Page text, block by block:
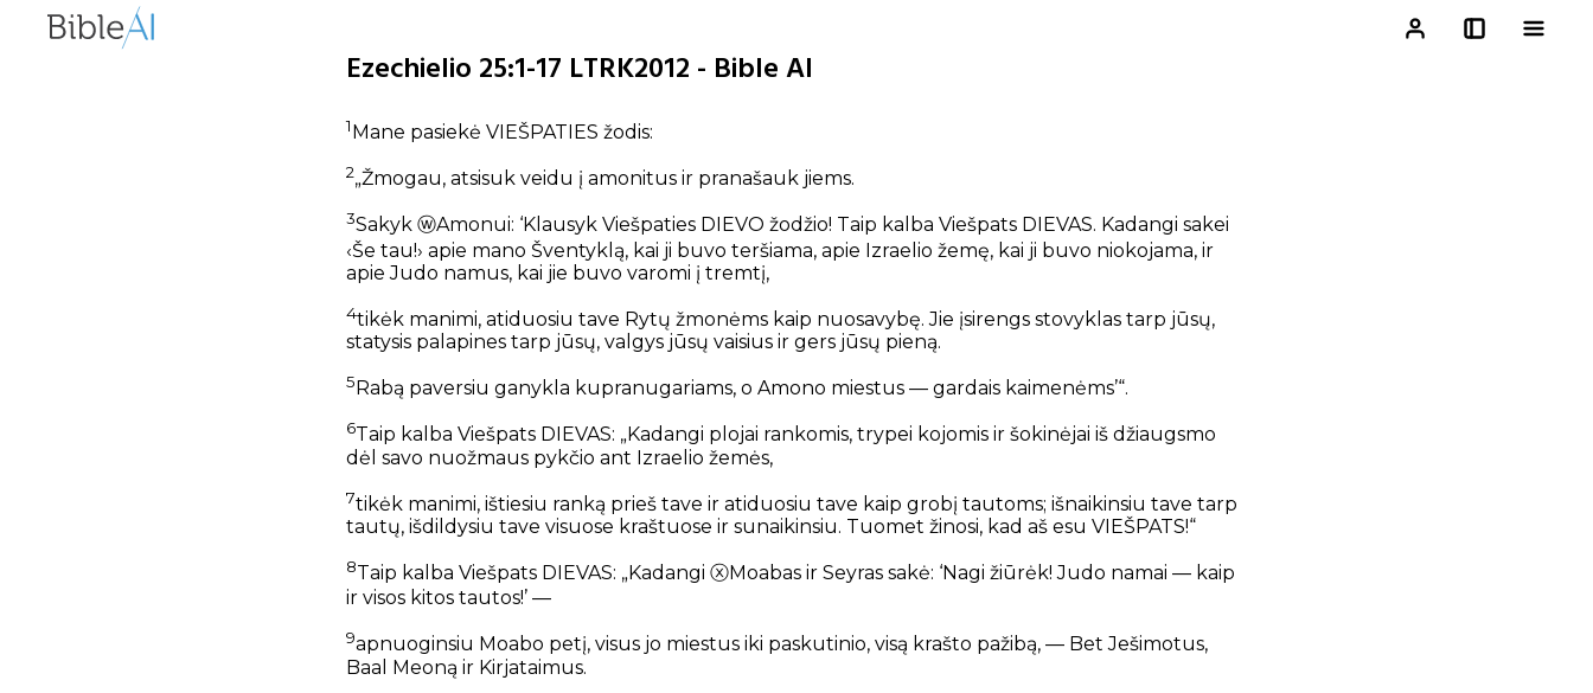
Ezechielio 25:1-17 LTRK2012 - Bible AI
1Mane pasiekė VIEŠPATIES žodis:
2„Žmogau, atsisuk veidu į amonitus ir pranašauk jiems.
3Sakyk ⓦAmonui: ‘Klausyk Viešpaties DIEVO žodžio! Taip kalba Viešpats DIEVAS. Kadangi sakei
‹Še tau!› apie mano Šventyklą, kai ji buvo teršiama, apie Izraelio žemę, kai ji buvo niokojama, ir
apie Judo namus, kai jie buvo varomi į tremtį,
4tikėk manimi, atiduosiu tave Rytų žmonėms kaip nuosavybę. Jie įsirengs stovyklas tarp jūsų,
statysis palapines tarp jūsų, valgys jūsų vaisius ir gers jūsų pieną.
5 Rabą paversiu ganykla kupranugariams, o Amono miestus — gardais kaimenėms’“.
6Taip kalba Viešpats DIEVAS: „Kadangi plojai rankomis, trypei kojomis ir šokinėjai iš džiaugsmo
dėl savo nuožmaus pykčio ant Izraelio žemės,
7tikėk manimi, ištiesiu ranką prieš tave ir atiduosiu tave kaip grobį tautoms; išnaikinsiu tave tarp
tautų, išdildysiu tave visuose kraštuose ir sunaikinsiu. Tuomet žinosi, kad aš esu VIEŠPATS!“
8Taip kalba Viešpats DIEVAS: „Kadangi ⓧMoabas ir Seyras sakė: ‘Nagi žiūrėk! Judo namai — kaip
ir visos kitos tautos!’ —
9apnuoginsiu Moabo petį, visus jo miestus iki paskutinio, visą krašto pažibą, — Bet Ješimotus,
Baal Meoną ir Kirjataimus.